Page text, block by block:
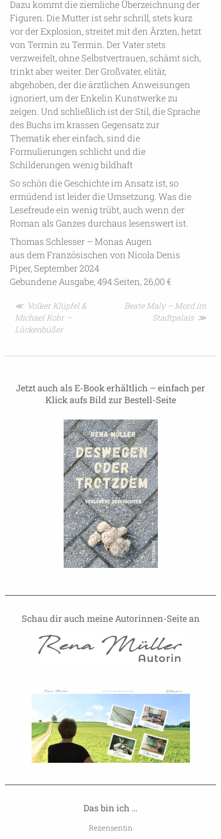
Dazu kommt die ziemliche Überzeichnung der
Figuren. Die Mutter ist sehr schrill, stets kurz
vor der Explosion, streitet mit den Ärzten, hetzt
von Termin zu Termin. Der Vater stets
verzweifelt, ohne Selbstvertrauen, schämt sich,
trinkt aber weiter. Der Großvater, elitär,
abgehoben, der die ärztlichen Anweisungen
ignoriert, um der Enkelin Kunstwerke zu
zeigen. Und schließlich ist der Stil, die Sprache
des Buchs im krassen Gegensatz zur
Thematik eher einfach, sind die
Formulierungen schlicht und die
Schilderungen wenig bildhaft
So schön die Geschichte im Ansatz ist, so
ermüdend ist leider die Umsetzung. Was die
Lesefreude ein wenig trübt, auch wenn der
Roman als Ganzes durchaus lesenswert ist.
Thomas Schlesser – Monas Augen
aus dem Französischen von Nicola Denis
Piper, September 2024
Gebundene Ausgabe, 494 Seiten, 26,00 €
Beitragsnavigation
≪ Volker Klüpfel &
Michael Kobr –
Lückenbüßer
Beate Maly – Mord im
Stadtpalais ≫
Jetzt auch als E-Book erhältlich – einfach per
Klick aufs Bild zur Bestell-Seite
Schau dir auch meine Autorinnen-Seite an
Das bin ich …
Rezensentin